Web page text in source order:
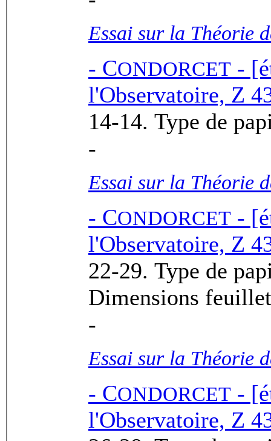
Essai sur la Théorie
- CONDORCET -
l'Observatoire, Z
-
Essai sur la Théorie
- CONDORCET -
l'Observatoire, Z
22-29. Type de papier :
Dimensions
-
Essai sur la Théorie
- CONDORCET -
l'Observatoire, Z